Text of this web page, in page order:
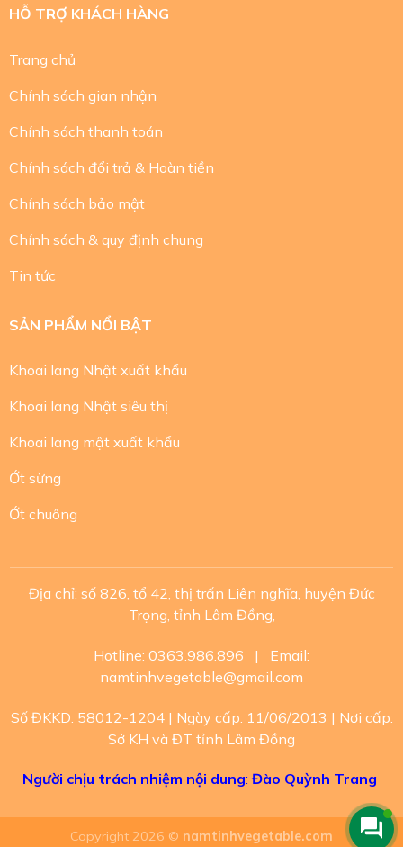
HỖ TRỢ KHÁCH HÀNG
Trang chủ
Chính sách gian nhận
Chính sách thanh toán
Chính sách đổi trả & Hoàn tiền
Chính sách bảo mật
Chính sách & quy định chung
Tin tức
SẢN PHẨM NỔI BẬT
Khoai lang Nhật xuất khẩu
Khoai lang Nhật siêu thị
Khoai lang mật xuất khẩu
Ớt sừng
Ớt chuông
Địa chỉ: số 826, tổ 42, thị trấn Liên nghĩa, huyện Đức
Trọng, tỉnh Lâm Đồng,
Hotline: 0363.986.896
| Email:
namtinhvegetable@gmail.com
Số ĐKKD: 58012-1204 | Ngày cấp: 11/06/2013 | Nơi cấp:
Sở KH và ĐT tỉnh Lâm Đồng
Người chịu trách nhiệm nội dung:Đào Quỳnh Trang
Copyright 2026 © namtinhvegetable.com